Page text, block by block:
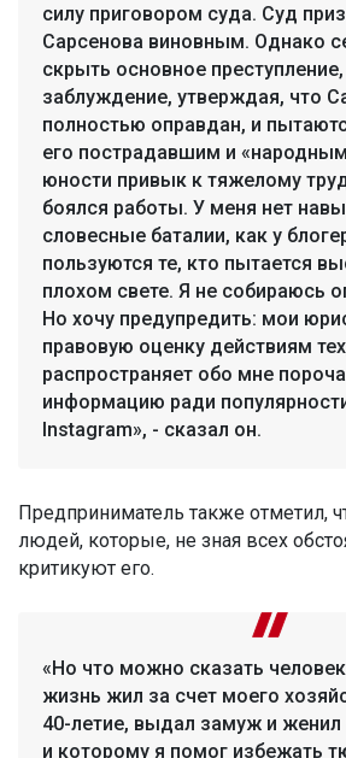
силу приговором суда. Суд
Сарсенова виновным. Однако
скрыть основное
заблуждение, утверждая, что
полностью оправдан, и
его пострадавшим и
юности привык к тяжелому
боялся работы. У меня нет
словесные баталии, как у
пользуются те, кто пытается
плохом свете. Я не собираюсь
Но хочу предупредить: мои
правовую оценку действиям
распространяет обо мне
информацию ради
Instagram», - сказал он.
Предприниматель также отметил,
людей, которые, не зная всех
критикуют его.
«Но что можно сказать
жизнь жил за счет моего
40-летие, выдал замуж и женил
и которому я помог избежать